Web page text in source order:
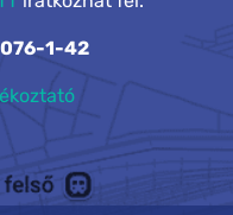
1-42